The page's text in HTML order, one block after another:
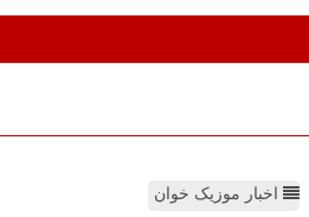
اخبار موزیک خوان